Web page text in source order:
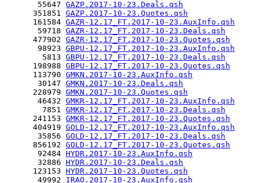
       55647
GAZP.2017-10-23.Deals.qsh
      351851
GAZP.2017-10-23.Quotes.qsh
      161584
GAZR-12.17_FT.2017-10-23.AuxInfo.qsh
       59718
GAZR-12.17_FT.2017-10-23.Deals.qsh
      477902
GAZR-12.17_FT.2017-10-23.Quotes.qsh
       98923
GBPU-12.17_FT.2017-10-23.AuxInfo.qsh
        5813
GBPU-12.17_FT.2017-10-23.Deals.qsh
      198988
GBPU-12.17_FT.2017-10-23.Quotes.qsh
      113790
GMKN.2017-10-23.AuxInfo.qsh
       30147
GMKN.2017-10-23.Deals.qsh
      228979
GMKN.2017-10-23.Quotes.qsh
       46432
GMKR-12.17_FT.2017-10-23.AuxInfo.qsh
        7851
GMKR-12.17_FT.2017-10-23.Deals.qsh
      241153
GMKR-12.17_FT.2017-10-23.Quotes.qsh
      404919
GOLD-12.17_FT.2017-10-23.AuxInfo.qsh
       35856
GOLD-12.17_FT.2017-10-23.Deals.qsh
      856192
GOLD-12.17_FT.2017-10-23.Quotes.qsh
       92484
HYDR.2017-10-23.AuxInfo.qsh
       32886
HYDR.2017-10-23.Deals.qsh
      123153
HYDR.2017-10-23.Quotes.qsh
       49992
IRAO.2017-10-23.AuxInfo.qsh